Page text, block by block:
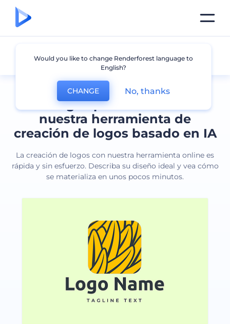
Cree logos profesionales con
nuestra herramienta de
creación de logos basado en IA
La creación de logos con nuestra herramienta online es
rápida y sin esfuerzo. Describa su diseño ideal y vea cómo
se materializa en unos pocos minutos.
Todos los logos
Would you like to change Renderforest language to
English?
CHANGE No, thanks